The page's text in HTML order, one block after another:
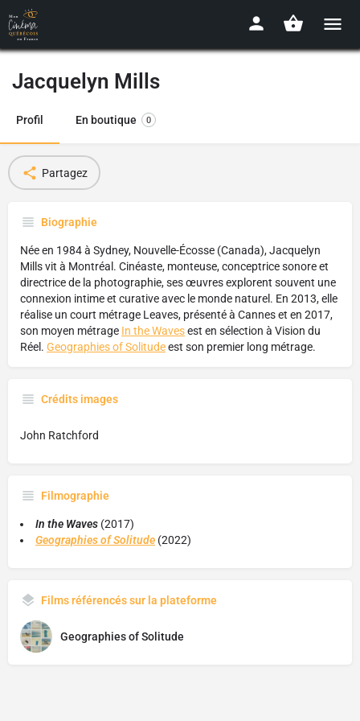
Jacquelyn Mills
Profil En boutique 0
Partagez
Biographie
Née en 1984 à Sydney, Nouvelle-Écosse (Canada), Jacquelyn
Mills vit à Montréal. Cinéaste, monteuse, conceptrice sonore et
directrice de la photographie, ses œuvres explorent souvent une
connexion intime et curative avec le monde naturel. En 2013, elle
réalise un court métrage Leaves, présenté à Cannes et en 2017,
son moyen métrage In the Wavesest en sélection à Vision du
Réel. Geographies of Solitudeest son premier long métrage.
Crédits images
John Ratchford
Filmographie
In the Waves (2017)
Geographies of Solitude (2022)
Films référencés sur la plateforme
Geographies of Solitude